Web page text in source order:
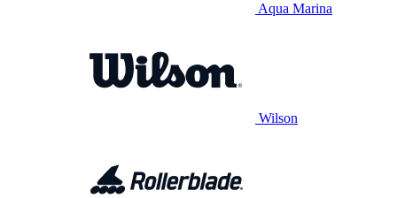
Aqua Marina
Wilson